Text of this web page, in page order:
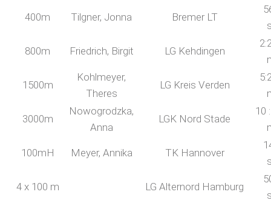
400m Tilgner, Jonna Bremer LT
800m Friedrich, Birgit LG Kehdingen
1500m
Kohlmeyer,
Theres
LG Kreis Verden
3000m
Nowogrodzka,
Anna
LGK Nord Stade
10
100mH Meyer, Annika TK Hannover
4 x 100 m LG Alternord Hamburg